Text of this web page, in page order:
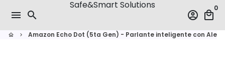
content
menu search
Safe&Smart Solutions
account_circle local_mall
0
home keyboard_arrow_right Amazon Echo Dot (5ta Gen) - Parlante inteligente con Alexa